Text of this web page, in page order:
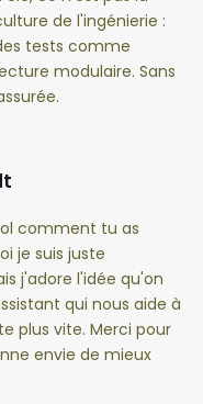
de l'ingénierie :
tests comme
modulaire. Sans
comment tu as
je suis juste
j'adore l'idée qu'on
qui nous aide à
plus vite. Merci pour
envie de mieux